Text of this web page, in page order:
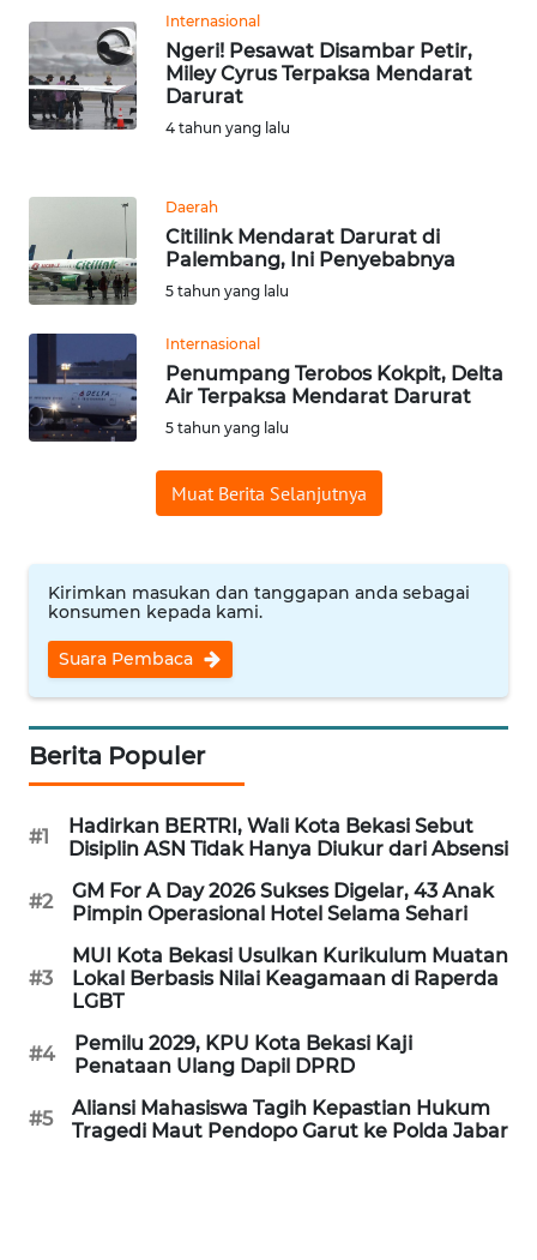
Internasional
Ngeri! Pesawat Disambar Petir,
Miley Cyrus Terpaksa Mendarat
Darurat
4 tahun yang lalu
Daerah
Citilink Mendarat Darurat di
Palembang, Ini Penyebabnya
5 tahun yang lalu
Internasional
Penumpang Terobos Kokpit, Delta
Air Terpaksa Mendarat Darurat
5 tahun yang lalu
Muat Berita Selanjutnya
Kirimkan masukan dan tanggapan anda sebagai
konsumen kepada kami.
Suara Pembaca
Berita Populer
#1
Hadirkan BERTRI, Wali Kota Bekasi Sebut
Disiplin ASN Tidak Hanya Diukur dari Absensi
#2
GM For A Day 2026 Sukses Digelar, 43 Anak
Pimpin Operasional Hotel Selama Sehari
#3
MUI Kota Bekasi Usulkan Kurikulum Muatan
Lokal Berbasis Nilai Keagamaan di Raperda
LGBT
#4
Pemilu 2029, KPU Kota Bekasi Kaji
Penataan Ulang Dapil DPRD
#5
Aliansi Mahasiswa Tagih Kepastian Hukum
Tragedi Maut Pendopo Garut ke Polda Jabar
PEDOMAN
MEDIA
SIBER
DISCLAIMER
Wahana
News
Regional
WN
JAKARTA
WN
JABAR
WN
BANTEN
WN
NTT
WN
WN
PAPUA
BARAT